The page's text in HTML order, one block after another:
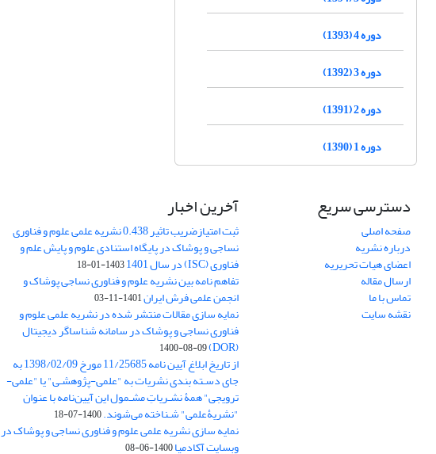
دوره 4 (1393)
دوره 3 (1392)
دوره 2 (1391)
دوره 1 (1390)
دسترسی سریع
صفحه اصلی
درباره نشریه
اعضای هیات تحریریه
ارسال مقاله
تماس با ما
نقشه سایت
آخرین اخبار
ثبت امتیازضریب تاثیر 0.438 نشریه علمی علوم و فناوری
نساجی و پوشاک در پایگاه استنادی علوم و پایش علم و
فناوری (ISC) در سال 1401 1403-01-18
تفاهم نامه بین نشریه علوم و فناوری نساجی پوشاک و
انجمن علمی فرش ایران1401-11-03
نمایه سازی مقالات منتشر شده در نشریه علمی علوم و
فناوری نساجی و پوشاک در سامانه شناساگر دیجیتال
(DOR)
1400-08-09
از تاریخ ابلاغ آیین نامه 11/25685 مورخ 1398/02/09 به
جای دسـته بندی نشریات به "علمی-پژوهشـی" یا "علمی-
ترویجی" همۀ نشـریاتِ مشـمول این آیین‌نامه با عنوان
"نشریۀعلمی" شـناخته می‌شوند.1400-07-18
نمایه سازی نشریه علمی علوم و فناوری نساجی و پوشاک در
وبسایت آکادمیا1400-06-08